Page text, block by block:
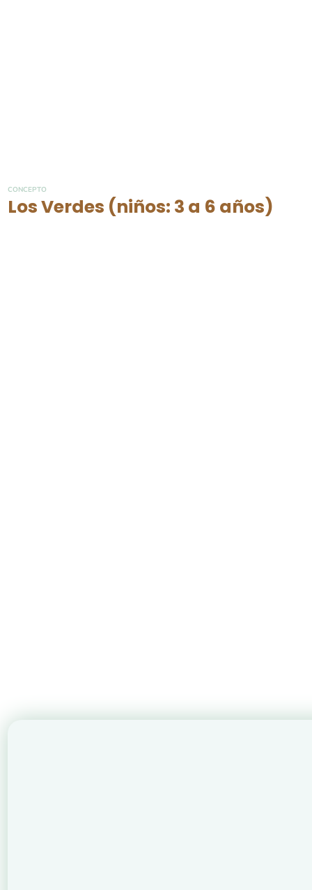
CONCEPTO
Los Verdes (niños: 3 a 6 años)